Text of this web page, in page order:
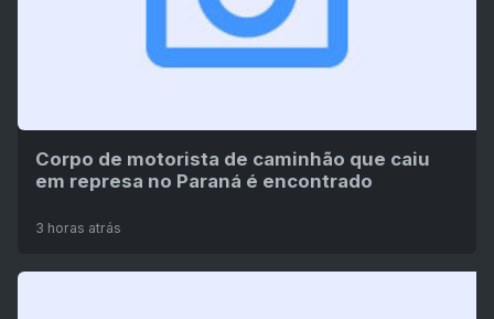
Corpo de motorista de caminhão que caiu
em represa no Paraná é encontrado
3 horas atrás